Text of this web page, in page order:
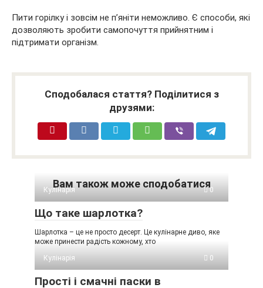
Пити горілку і зовсім не п’яніти неможливо. Є способи, які
дозволяють зробити самопочуття прийнятним і
підтримати організм.
Сподобалася стаття? Поділитися з
друзями:
Вам також може сподобатися
Кулінарія 0
Що таке шарлотка?
Шарлотка – це не просто десерт. Це кулінарне диво, яке
може принести радість кожному, хто
Кулінарія
0
Прості і смачні паски в